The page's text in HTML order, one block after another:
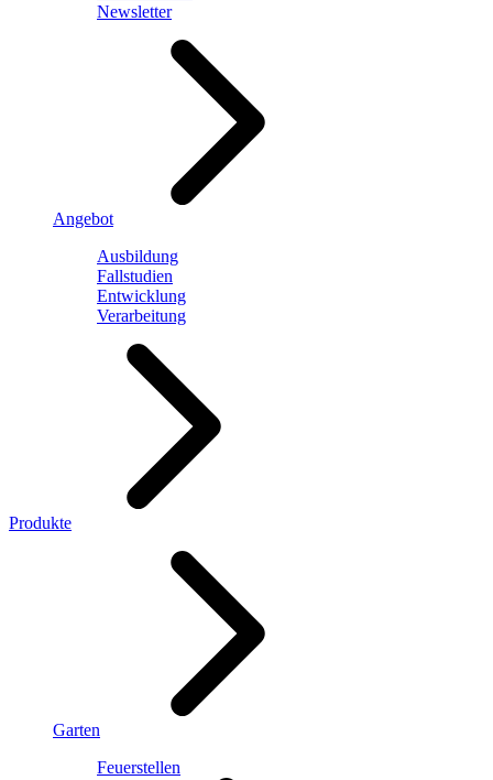
Newsletter
Angebot
Ausbildung
Fallstudien
Entwicklung
Verarbeitung
Produkte
Garten
Feuerstellen